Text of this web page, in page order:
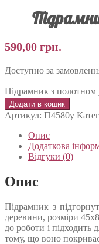
590,00 грн.
Доступно за
Підрамник з полотном
Додати в кошик
Артикул: П4580у
Опис
Додаткова
Відгуки (0)
Опис
Підрамник з
деревини, розміри
до роботи і підходить
тому, що воно